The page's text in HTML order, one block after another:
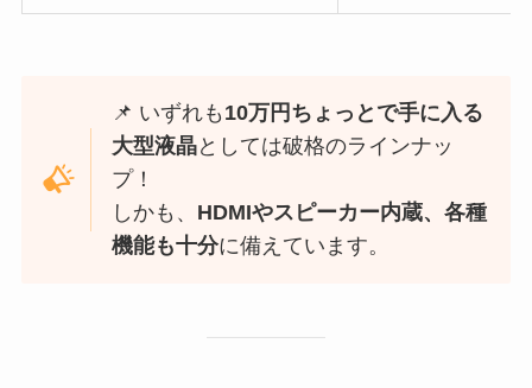
📌 いずれも 10万円ちょっとで手に入る
大型液晶としては破格のラインナッ
プ！
しかも、 HDMIやスピーカー内蔵、各種
機能も十分に備えています。